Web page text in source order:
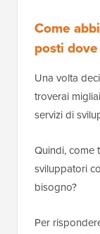
Come
posti
Una volta
troverai
servizi di
Quindi, come
sviluppatori
bisogno?
Per